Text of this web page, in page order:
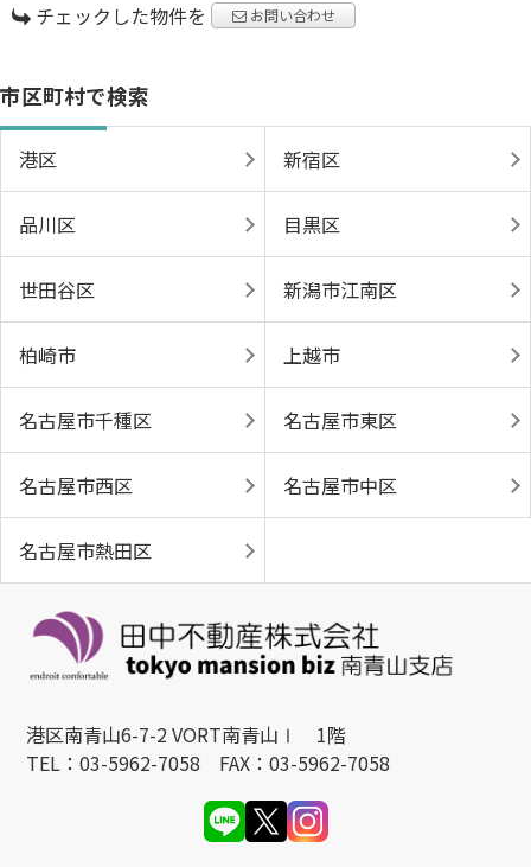
チェックした物件を お問い合わせ
市区町村で検索
港区 新宿区
品川区 目黒区
世田谷区 新潟市江南区
柏崎市 上越市
名古屋市千種区 名古屋市東区
名古屋市西区 名古屋市中区
名古屋市熱田区
港区南青山6-7-2 VORT南青山Ⅰ 1階
TEL：03-5962-7058 FAX：03-5962-7058